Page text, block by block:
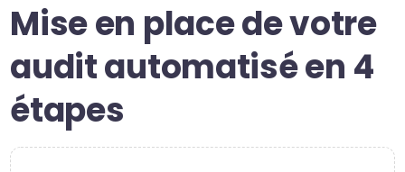
Mise en place de votre
audit automatisé en 4
étapes